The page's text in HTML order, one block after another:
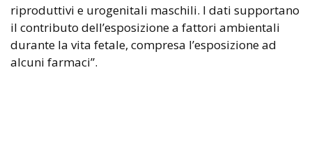
riproduttivi e urogenitali maschili. I dati supportano
il contributo dell’esposizione a fattori ambientali
durante la vita fetale, compresa l’esposizione ad
alcuni farmaci”.